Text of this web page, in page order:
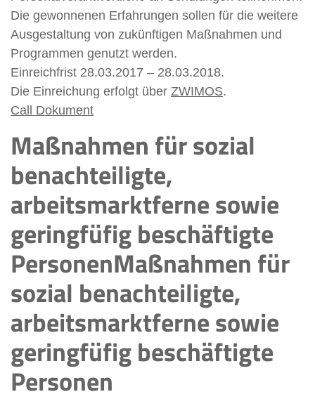
Die gewonnenen Erfahrungen sollen für die weitere
Ausgestaltung von zukünftigen Maßnahmen und
Programmen genutzt werden.
Einreichfrist 28.03.2017 – 28.03.2018.
Die Einreichung erfolgt über ZWIMOS.
Call Dokument
Maßnahmen für sozial
benachteiligte,
arbeitsmarktferne sowie
geringfüfig beschäftigte
PersonenMaßnahmen für
sozial benachteiligte,
arbeitsmarktferne sowie
geringfüfig beschäftigte
Personen